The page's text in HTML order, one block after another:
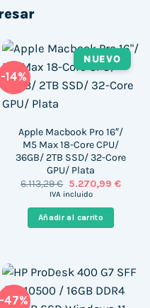
-14%
NUEVO
Apple Macbook Pro 16″/
M5 Max 18-Core CPU/
36GB/ 2TB SSD/ 32-Core
GPU/ Plata
6.113,29€ El
precio
era:
6.113,29 €.
5.270,99 €El
IVA incluido
Añadir al carrito
-47%